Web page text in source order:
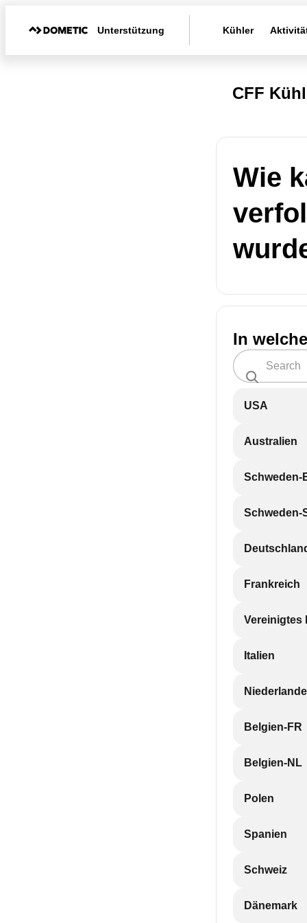
Unterstützung Kühler
CFF
Wie
In
USA
Australien
Schweden-
Schweden-
Frankreich
Vereinigtes
Italien
Niederlande
Belgien-FR
Belgien-NL
Polen
Spanien
Schweiz
Dänemark